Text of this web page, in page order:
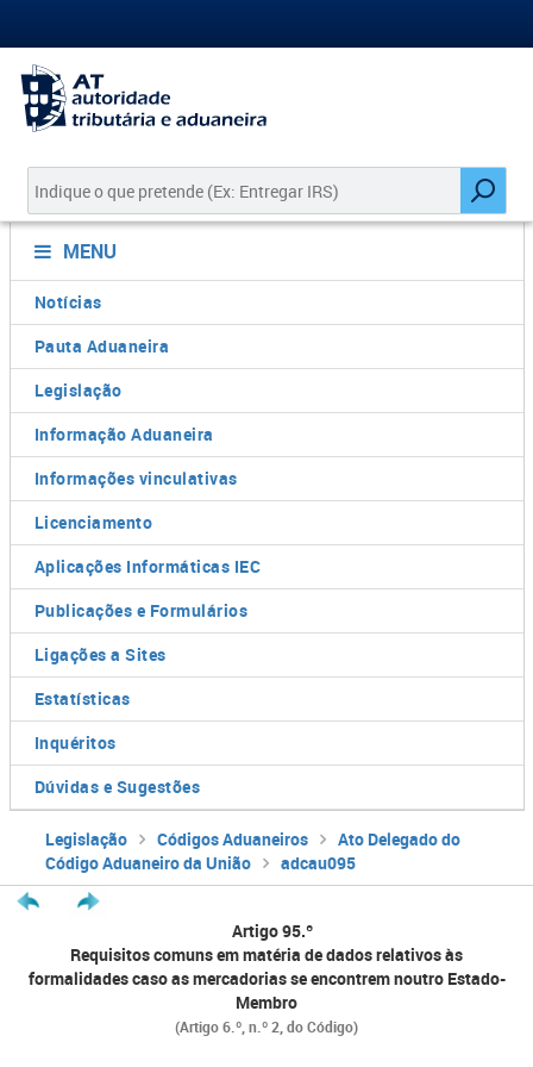
MENU
Notícias
Pauta Aduaneira
Legislação
Informação Aduaneira
Informações vinculativas
Licenciamento
Aplicações Informáticas IEC
Publicações e Formulários
Ligações a Sites
Estatísticas
Inquéritos
Dúvidas e Sugestões
Legislação Códigos Aduaneiros
Ato Delegado do
Código Aduaneiro da União
adcau095
Artigo 95.º
Requisitos comuns em matéria de dados relativos às
formalidades caso as mercadorias se encontrem noutro Estado-
Membro
(Artigo 6.º, n.º 2, do Código)